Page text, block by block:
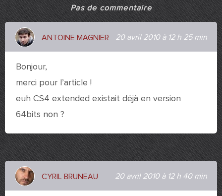
Pas de commentaire
ANTOINE MAGNIER 20 avril 2010 à 12 h 25 min
Bonjour,
merci pour l’article !
euh CS4 extended existait déjà en version
64bits non ?
CYRIL BRUNEAU 20 avril 2010 à 12 h 40 min